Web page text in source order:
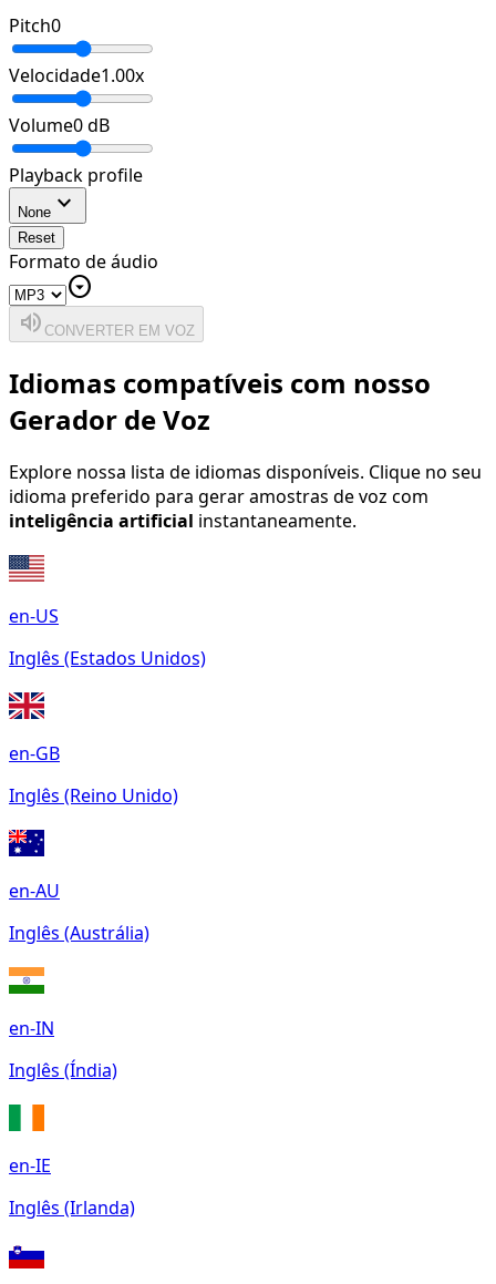
Pitch0
Velocidade1.00x
Volume0dB
Playback profile
None expand_more
Reset
Formato de áudio
arrow_drop_down_circle
volume_up CONVERTER EM VOZ
Idiomas compatíveis com nosso
Gerador de Voz
Explore nossa lista de idiomas disponíveis. Clique no seu
idioma preferido para gerar amostras de voz com
inteligência artificial instantaneamente.
en-US
Inglês (Estados Unidos)
en-GB
Inglês (Reino Unido)
en-AU
Inglês (Austrália)
en-IN
Inglês (Índia)
en-IE
Inglês (Irlanda)